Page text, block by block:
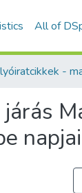
All of